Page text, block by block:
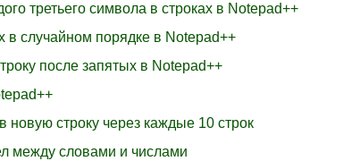
третьего символа в строках в Notepad++
в случайном порядке в Notepad++
после запятых в Notepad++
новую строку через каждые 10 строк
между словами и числами